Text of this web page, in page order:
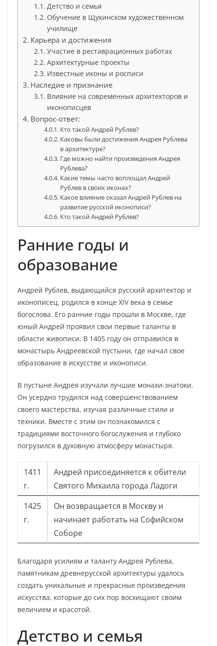
Детство и семья
Обучение в Щукинском художественном
училище
Карьера и достижения
Участие в реставрационных работах
Архитектурные проекты
Известные иконы и росписи
Наследие и признание
Влияние на современных архитекторов и
иконописцев
Вопрос-ответ:
Кто такой Андрей Рублев?
Каковы были достижения Андрея Рублева
в архитектуре?
Где можно найти произведения Андрея
Рублева?
Какие темы часто воплощал Андрей
Рублев в своих иконах?
Какое влияние оказал Андрей Рублев на
развитие русской иконописи?
Кто такой Андрей Рублев?
Ранние годы и
образование
Андрей Рублев, выдающийся русский архитектор и
иконописец, родился в конце XIV века в семье
богослова. Его ранние годы прошли в Москве, где
юный Андрей проявил свои первые таланты в
области живописи. В 1405 году он отправился в
монастырь Андреевской пустыни, где начал свое
образование в искусстве и иконописи.
В пустыне Андрея изучали лучшие монахи-знатоки.
Он усердно трудился над совершенствованием
своего мастерства, изучая различные стили и
техники. Вместе с этим он познакомился с
традициями восточного богослужения и глубоко
погрузился в духовную атмосферу монастыря.
1411
г.
Андрей присоединяется к обители
Святого Михаила города Ладоги
1425
г.
Он возвращается в Москву и
начинает работать на Софийском
Соборе
Благодаря усилиям и таланту Андрея Рублева,
памятникам древнерусской архитектуры удалось
создать уникальные и прекрасные произведения
искусства, которые до сих пор восхищают своим
величием и красотой.
Детство и семья